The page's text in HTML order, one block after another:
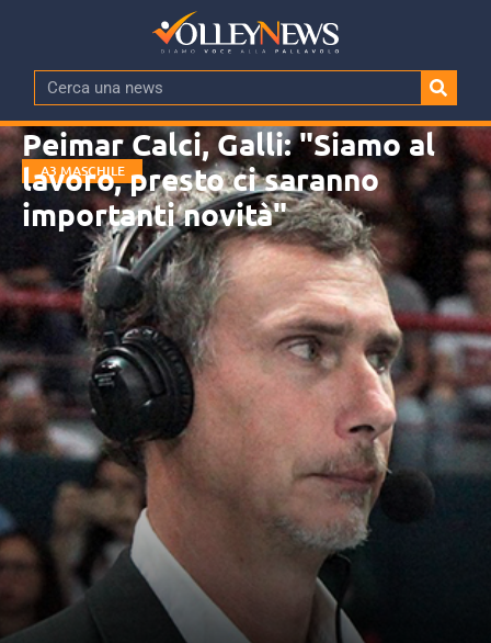
A3 MASCHILE
Peimar Calci, Galli: "Siamo al
lavoro, presto ci saranno
importanti novità"